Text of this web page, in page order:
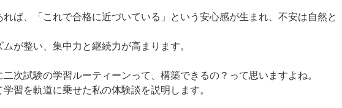
ば、「これで合格に近づいている」という安心感が生まれ、不安は自然と
が整い、集中力と継続力が高まります。
次試験の学習ルーティーンって、構築できるの？って思いますよね。
習を軌道に乗せた私の体験談を説明します。